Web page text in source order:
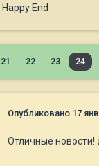
Happy End
21 22 23 24
Опубликовано 17
Отличные новости!